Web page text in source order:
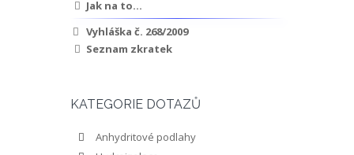
Jak na to...
Vyhláška č. 268/2009
Seznam zkratek
KATEGORIE DOTAZŮ
Anhydritové podlahy